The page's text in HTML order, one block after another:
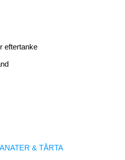
eftertanke
& TÅRTA